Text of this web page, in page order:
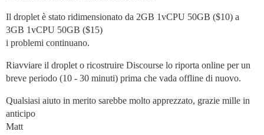
Il droplet è stato ridimensionato da 2GB 1vCPU 50GB ($10) a
3GB 1vCPU 50GB ($15)
i problemi continuano.
Riavviare il droplet o ricostruire Discourse lo riporta online per un
breve periodo (10 - 30 minuti) prima che vada offline di nuovo.
Qualsiasi aiuto in merito sarebbe molto apprezzato, grazie mille in
anticipo
Matt